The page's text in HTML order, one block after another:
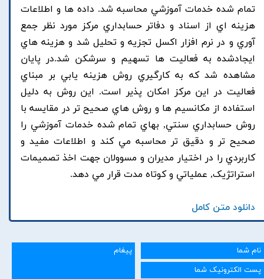
تمام شده خدمات آموزشي محاسبه شد. داده ها و اطلاعات
هزينه اي از اسناد و دفاتر حسابداري مرکز مورد نظر جمع
آوري و در نرم افزار اکسل تجزيه و تحليل شد و هزينه هاي
ايجادشده به فعاليت ها تسهيم و سرشکن شد.در پايان
مشاهده شد که به کارگيري روش هزينه يابي بر مبناي
فعاليت در اين مرکز امکان پذير است. اين روش به دليل
استفاده از مکانسيم ها و روش هاي صحيح تر در مقايسه با
روش حسابداري سنتي, بهاي تمام شده خدمات آموزشي را
صحيح تر و دقيق تر محاسبه مي کند و اطلاعات مفيد و
کاربردي را در اختيار مديران و مسوولان جهت اخذ تصميمات
استراتژيک, عملياتي و کوتاه مدت قرار مي دهد.
دانلود متن کامل